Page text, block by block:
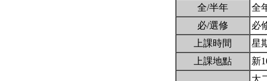
全/半年
全
必/選修
必
上課時間
星
上課地點
新
大